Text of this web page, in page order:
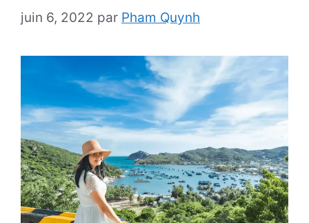
juin 6, 2022 par Pham Quynh